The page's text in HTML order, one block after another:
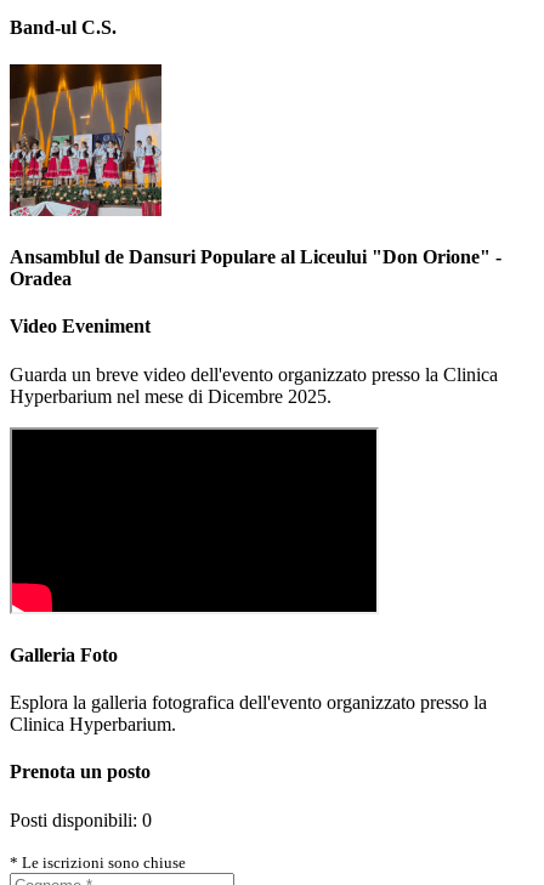
Band-ul C.S.
Ansamblul de Dansuri Populare al Liceului "Don Orione" -
Oradea
Video Eveniment
Guarda un breve video dell'evento organizzato presso la Clinica
Hyperbarium nel mese di Dicembre 2025.
Galleria Foto
Esplora la galleria fotografica dell'evento organizzato presso la
Clinica Hyperbarium.
Prenota un posto
Posti disponibili: 0
* Le iscrizioni sono chiuse